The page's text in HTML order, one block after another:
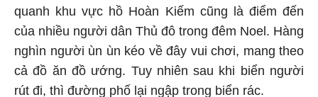
quanh khu vực hồ Hoàn Kiếm cũng là điểm đến
của nhiều người dân Thủ đô trong đêm Noel. Hàng
nghìn người ùn ùn kéo về đây vui chơi, mang theo
cả đồ ăn đồ ướng. Tuy nhiên sau khi biển người
rút đi, thì đường phố lại ngập trong biển rác.